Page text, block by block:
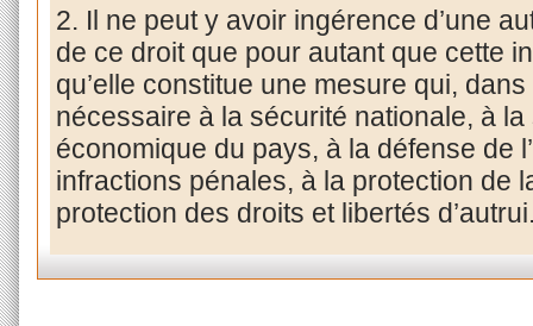
2. Il ne peut y avoir ingérence d’une
de ce droit que pour autant que cette
qu’elle constitue une mesure qui,
nécessaire à la sécurité nationale, à
économique du pays, à la défense de
infractions pénales, à la protection de
protection des droits et libertés